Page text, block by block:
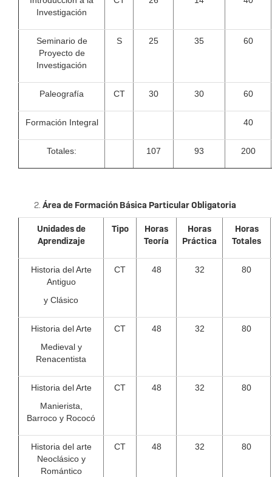
Investigación
Seminario de
Proyecto de
Investigación
S 25 35 60
Paleografía CT 30 30 60
Formación Integral 40
Totales: 107 93 200
Área de Formación Básica Particular Obligatoria
Unidades de
Aprendizaje
Tipo
Horas
Teoría
Horas
Práctica
Horas
Totales
Historia del Arte
Antiguo
y Clásico
CT 48 32 80
Historia del Arte
Medieval y
Renacentista
CT 48 32 80
Historia del Arte
Manierista,
Barroco y Rococó
CT 48 32 80
Historia del arte
Neoclásico y
Romántico
CT 48 32 80